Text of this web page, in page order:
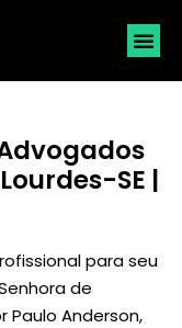
SE |
para seu
de
Paulo Anderson,